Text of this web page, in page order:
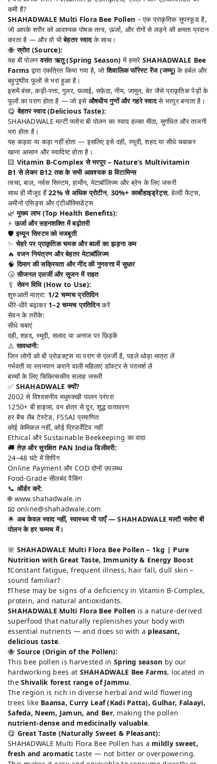
कमी है?
SHAHADWALE Multi Flora Bee Pollen – एक प्राकृतिक सुपरफूड है,
जो आपके शरीर को आवश्यक पोषक तत्व, ऊर्जा, और रोगों से लड़ने की क्षमता प्रदान
करता है — और वो भीबेहतर स्वादके साथ।
🐝स्रोत (Source):
यह बी पोलनवसंत ऋतु (Spring Season) में हमारे SHAHADWALE Bee
Farms द्वारा एकत्रित किया गया है, जोशिवालिक फॉरेस्ट रेंज (जम्मू) के हर्बल और
बहुपुष्पीय फूलों से भरा हुआ है।
इसमें बंसा, कड़ी-पत्ता, गुलर, फलाई, सफ़ेदा, नीम, जामुन, बेर जैसे प्राकृतिक पेड़ों के
फूलों का पराग होता है — जो इसे औषधीय गुणों और गहरे स्वादसे भरपूर बनाता है।
😋बेहतर स्वाद (Delicious Taste):
SHAHADWALE मल्टी फ्लोरा बी पोलन का स्वाद हल्का मीठा, सुगंधित और ताजगी
भरा होता है।
यह कड़वा या कड़ा नहीं होता — इसलिए इसे दही, स्मूदी, शहद या सीधे चबाकर
खाना आसान और स्वादिष्ट होता है।
🟨 Vitamin B-Complex से भरपूर – Nature’s Multivitamin
B1 से लेकर B12 तक के सभी आवश्यक B विटामिन्स
त्वचा, बाल, नर्वस सिस्टम, हार्मोन, मेटाबॉलिज्म और ब्रेन के लिए जरूरी
साथ ही मौजूद हैं22% से अधिक प्रोटीन, 30%+ कार्बोहाइड्रेट्स, हेल्दी फैट्स,
अमीनो एसिड्स और एंटीऑक्सिडेंट्स
🌿मुख्य लाभ (Top Health Benefits):
⚡ऊर्जा और सहनशक्ति में बढ़ोतरी
🛡️इम्यून सिस्टम को मजबूती
✨चेहरे पर प्राकृतिक चमक और बालों का झड़ना कम
🔥वजन नियंत्रण और बेहतर मेटाबॉलिज्म
🧠दिमाग की सक्रियता और नींद की गुणवत्ता में सुधार
🤧सीजनल एलर्जी और सूजन में राहत
🥄सेवन विधि (How to Use):
शुरुआती मात्रा: 1/2 चम्मच प्रतिदिन
धीरे-धीरे बढ़ाकर 1–2 चम्मच प्रतिदिनकरें
सेवन के तरीके:
सीधे चबाएं
दही, शहद, स्मूदी, सलाद या अनाज पर छिड़कें
⚠️सावधानी:
जिन लोगों को बी प्रोडक्ट्स या पराग से एलर्जी है, पहले थोड़ा मात्रा लें
गर्भवती या स्तनपान कराने वाली महिलाएं डॉक्टर से परामर्श लें
बच्चों के लिए चिकित्सकीय सलाह जरूरी
✅ SHAHADWALE क्यों?
2002 से विश्वसनीय मधुमक्खी पालन परंपरा
1250+ बी हाइव्स, वन क्षेत्र से दूर, शुद्ध वातावरण
हर बैच लैब टेस्टेड, FSSAI प्रमाणित
कोई केमिकल नहीं, कोई प्रिज़र्वेटिव नहीं
Ethical और Sustainable Beekeeping का वादा
🚚तेज़ और सुरक्षित PAN India डिलीवरी:
24–48 घंटे में शिपिंग
Online Payment और COD दोनों उपलब्ध
Food-Grade सीलबंद पैकिंग
📞 ऑर्डर करें:
🌐 www.shahadwale.in
📧 online@shahadwale.com
🌟 अब केवल स्वाद नहीं, स्वास्थ्य भी पाएँ — SHAHADWALE मल्टी फ्लोरा बी
पोलन के हर चम्मच में।
🌸 SHAHADWALE Multi Flora Bee Pollen – 1kg | Pure
Nutrition with Great Taste, Immunity & Energy Boost
❗Constant fatigue, frequent illness, hair fall, dull skin –
sound familiar?
❗These may be signs of a deficiency in Vitamin B-Complex,
protein, and natural antioxidants.
SHAHADWALE Multi Flora Bee Pollen is a nature-derived
superfood that naturally replenishes your body with
essential nutrients — and does so with a pleasant,
delicious taste.
🐝 Source (Origin of the Pollen):
This bee pollen is harvested in Spring season by our
hardworking bees at SHAHADWALE Bee Farms, located in
theShivalik forest range of Jammu.
The region is rich in diverse herbal and wild flowering
trees like Baansa, Curry Leaf (Kadi Patta), Gulhar, Falaayi,
Safeda, Neem, Jamun, and Ber, making the pollen
nutrient-dense and medicinally valuable.
😋 Great Taste (Naturally Sweet & Pleasant):
SHAHADWALE Multi Flora Bee Pollen has a mildly sweet,
fresh and aromatic taste — not bitter or overpowering.